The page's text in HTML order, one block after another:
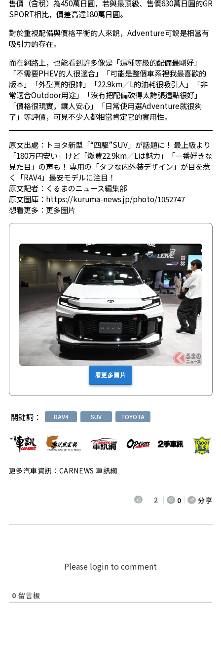
售價（含稅）為450萬日圓，若與最頂級、售價630萬日圓的GR
SPORT相比，價差高達180萬日圓。
對於重視配備與價格平衡的人來說，Adventure可說是相當有
吸引力的存在。
而在網路上，也能看到許多像是「這種等級的配備最剛好」
「不需要PHEV的人很適合」「可能是整個車系裡我最喜歡的
版本」「外型真的很帥」「22.9km／L的油耗很吸引人」「非
常適合Outdoor用途」「沒有把配備砍得太誇張這點很好」
「價格很現實，讓人安心」「日常使用選Adventure就很夠
了」等評價，可見不少人都相當肯定它的實用性。
原文出處：トヨタ新型「“四駆”SUV」が話題に！ 最上級より
「180万円安い」けど「燃費22.9km／Lは魅力」「一番好きな
見た目」の声も！ 専用の「タフな内外装デザイン」が目を惹
く「RAV4」最安モデルに注目！
原文記者：くるまのニュース編集部
原文圖庫：https://kuruma-news.jp/photo/1052747
想看更多： 更多圖片
看更多圖片
關鍵詞： RAV4 SUV TOYOTA
更多汽車資訊：CARNEWS 車訊網
2 0 分享
Please login to comment
0 留言板